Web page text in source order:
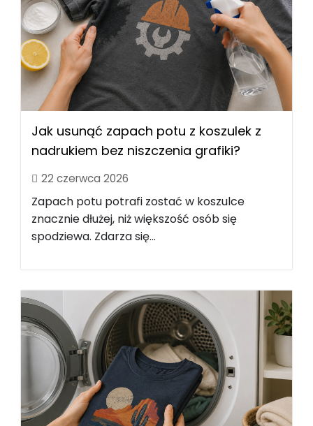
Jak usunąć zapach potu z koszulek z
nadrukiem bez niszczenia grafiki?
22 czerwca 2026
Zapach potu potrafi zostać w koszulce
znacznie dłużej, niż większość osób się
spodziewa. Zdarza się...